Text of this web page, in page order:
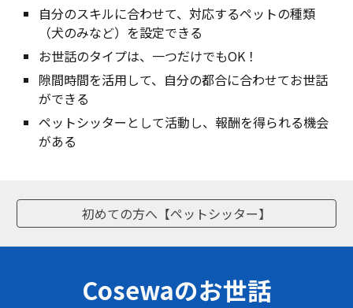
自分のスキルに合わせて、対応するペットの種類
（犬のみなど）を設定できる
お世話のタイプは、一つだけでもOK！
隙間時間を活用して、 自分の都合に合わせてお世話
ができる
ペットシッターとして活動し、報酬を得られる機会
がある
初めての方へ【ペットシッター】
Cosewaのお世話